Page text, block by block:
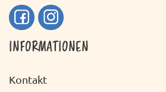
INFORMATIONEN
Kontakt